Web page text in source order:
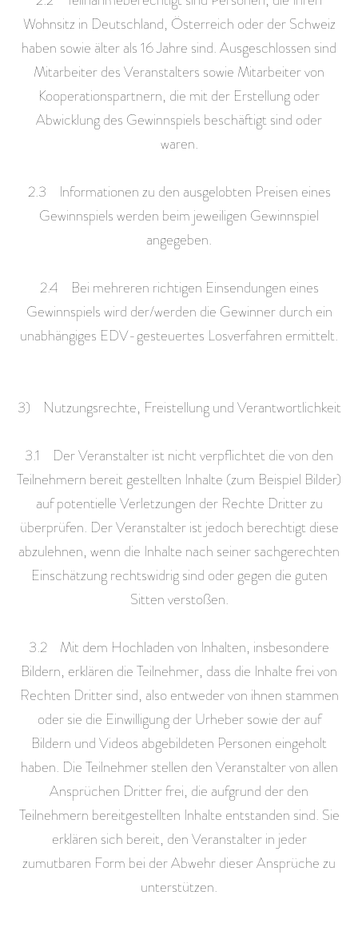
Wohnsitz in Deutschland, Österreich oder der Schweiz
haben sowie älter als 16 Jahre sind. Ausgeschlossen sind
Mitarbeiter des Veranstalters sowie Mitarbeiter von
Kooperationspartnern, die mit der Erstellung oder
Abwicklung des Gewinnspiels beschäftigt sind oder
waren.
2.3 Informationen zu den ausgelobten Preisen eines
Gewinnspiels werden beim jeweiligen Gewinnspiel
angegeben.
2.4 Bei mehreren richtigen Einsendungen eines
Gewinnspiels wird der/werden die Gewinner durch ein
unabhängiges EDV-gesteuertes Losverfahren ermittelt.
3) Nutzungsrechte, Freistellung und Verantwortlichkeit
3.1 Der Veranstalter ist nicht verpflichtet die von den
Teilnehmern bereit gestellten Inhalte (zum Beispiel Bilder)
auf potentielle Verletzungen der Rechte Dritter zu
überprüfen. Der Veranstalter ist jedoch berechtigt diese
abzulehnen, wenn die Inhalte nach seiner sachgerechten
Einschätzung rechtswidrig sind oder gegen die guten
Sitten verstoßen.
3.2 Mit dem Hochladen von Inhalten, insbesondere
Bildern, erklären die Teilnehmer, dass die Inhalte frei von
Rechten Dritter sind, also entweder von ihnen stammen
oder sie die Einwilligung der Urheber sowie der auf
Bildern und Videos abgebildeten Personen eingeholt
haben. Die Teilnehmer stellen den Veranstalter von allen
Ansprüchen Dritter frei, die aufgrund der den
Teilnehmern bereitgestellten Inhalte entstanden sind. Sie
erklären sich bereit, den Veranstalter in jeder
zumutbaren Form bei der Abwehr dieser Ansprüche zu
unterstützen.